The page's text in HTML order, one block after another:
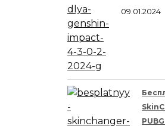
09.01.2024